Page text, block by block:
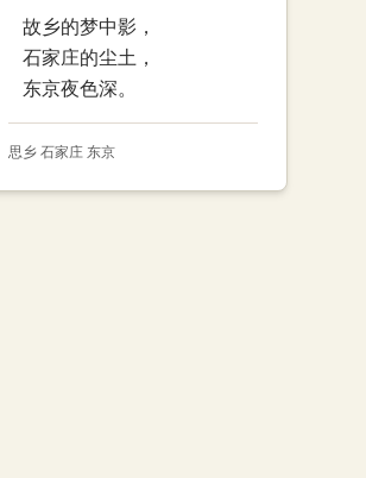
故乡的梦中影，
石家庄的尘土，
东京夜色深。
思乡 石家庄 东京